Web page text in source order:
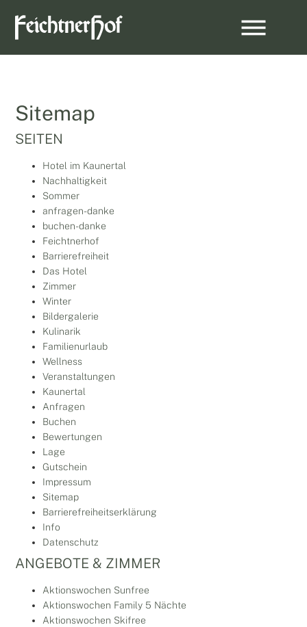
Sitemap
SEITEN
Hotel im Kaunertal
Nachhaltigkeit
Sommer
anfragen-danke
buchen-danke
Feichtnerhof
Barrierefreiheit
Das Hotel
Zimmer
Winter
Bildergalerie
Kulinarik
Familienurlaub
Wellness
Veranstaltungen
Kaunertal
Anfragen
Buchen
Bewertungen
Lage
Gutschein
Impressum
Sitemap
Barrierefreiheitserklärung
Info
Datenschutz
ANGEBOTE & ZIMMER
Aktionswochen Sunfree
Aktionswochen Family 5 Nächte
Aktionswochen Skifree